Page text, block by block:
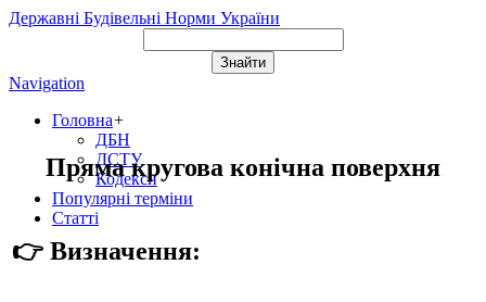
Державні Будівельні Норми України
Navigation
Головна+
ДБН
ДСТУ
Кодекси
Популярні терміни
Статті
Пряма кругова конічна поверхня
👉 Визначення: